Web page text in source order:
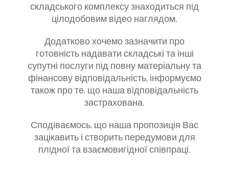
складського комплексу знаходиться під
цілодобовим відео наглядом.
Додатково хочемо зазначити про
готовність надавати складські та інші
супутні послуги під повну матеріальну та
фінансову відповідальність, інформуємо
також про те, що наша відповідальність
застрахована.
Сподіваємось, що наша пропозиція Вас
зацікавить і створить передумови для
плідної та взаємовигідної співпраці.